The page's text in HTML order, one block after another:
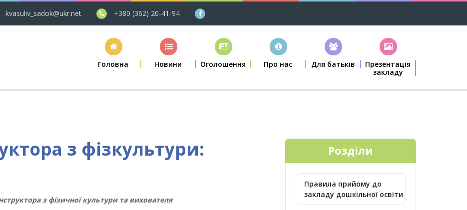
kvasuliv_sadok@ukr.net +380 (362) 20-41-94
Головна Новини Оголошення Про нас Для батьків
Презентація
закладу
з фізкультури:
з фізичної культури та вихователя
Розділи
Правила прийому до
закладу дошкільної освіти